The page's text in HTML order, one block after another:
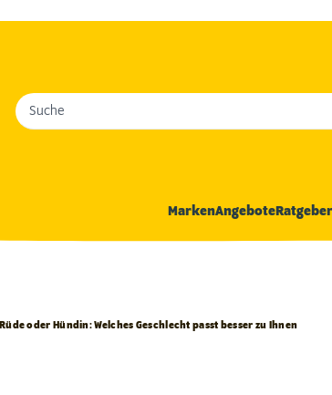
Suche
MarkenAngeboteRatgeber
Rüde oder Hündin: Welches Geschlecht passt besser zu Ihnen